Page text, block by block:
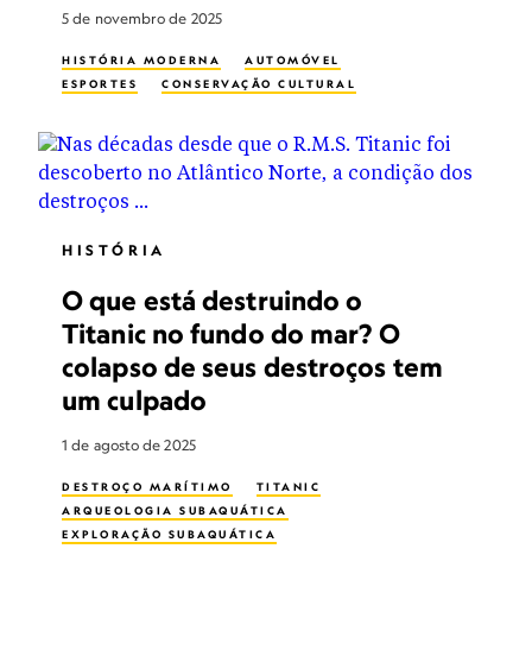
5 de novembro de 2025
HISTÓRIA MODERNA
AUTOMÓVEL
ESPORTES
CONSERVAÇÃO CULTURAL
HISTÓRIA
O que está destruindo o
Titanic no fundo do mar? O
colapso de seus destroços tem
um culpado
1 de agosto de 2025
DESTROÇO MARÍTIMO
TITANIC
ARQUEOLOGIA SUBAQUÁTICA
EXPLORAÇÃO SUBAQUÁTICA